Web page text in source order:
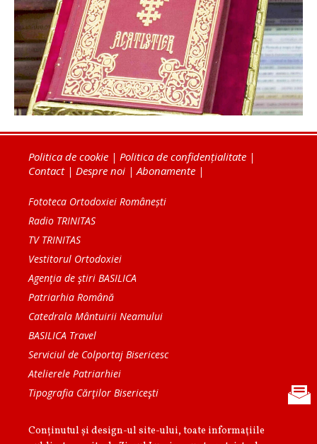
Politica de cookie | Politica de confidențialitate |
Contact| Despre noi | Abonamente |
Fototeca Ortodoxiei Românești
Radio TRINITAS
TV TRINITAS
Vestitorul Ortodoxiei
Agenţia de ştiri BASILICA
Patriarhia Română
Catedrala Mântuirii Neamului
BASILICA Travel
Serviciul de Colportaj Bisericesc
Atelierele Patriarhiei
Tipografia Cărţilor Bisericeşti
Conținutul și design-ul site-ului, toate informaţiile